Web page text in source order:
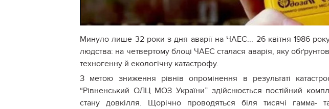
Минуло лише 32 роки з дня аварії на ЧАЕС... 26 квітня 1986 року
людства: на четвертому блоці ЧАЕС сталася аварія, яку
техногенну й екологічну катастрофу.
З метою зниження рівнів опромінення в результаті
“Рівненський ОЛЦ МОЗ України” здійснюється постійний
стану довкілля. Щорічно проводяться біля тисячі гамма-